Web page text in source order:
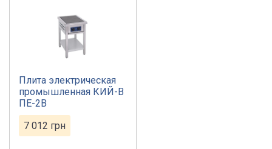
Плита электрическая
промышленная КИЙ-В
ПЕ-2В
7 012 грн